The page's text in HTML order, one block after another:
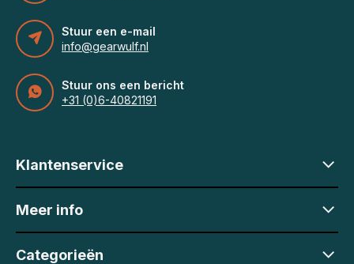
Stuur een e-mail
info@gearwulf.nl
Stuur ons een bericht
+31 (0)6-40821191
Klantenservice
Meer info
Categorieën